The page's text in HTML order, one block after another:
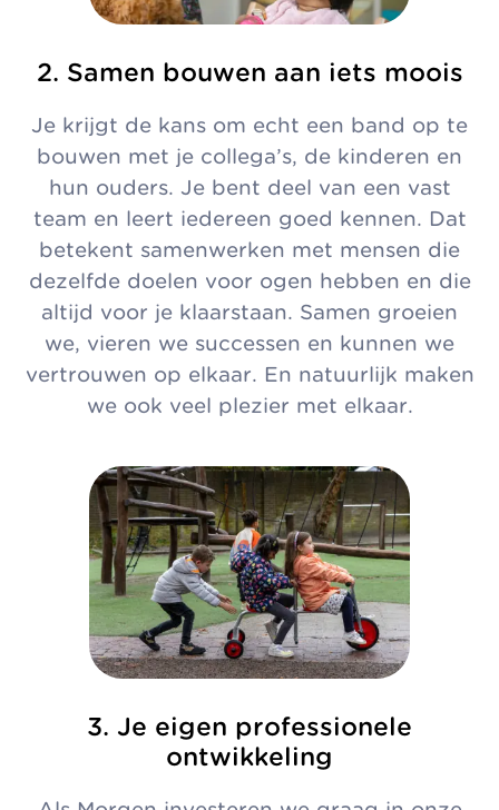
2. Samen bouwen aan iets moois
Je krijgt de kans om echt een band op te
bouwen met je collega’s, de kinderen en
hun ouders. Je bent deel van een vast
team en leert iedereen goed kennen. Dat
betekent samenwerken met mensen die
dezelfde doelen voor ogen hebben en die
altijd voor je klaarstaan. Samen groeien
we, vieren we successen en kunnen we
vertrouwen op elkaar. En natuurlijk maken
we ook veel plezier met elkaar.
3. Je eigen professionele
ontwikkeling